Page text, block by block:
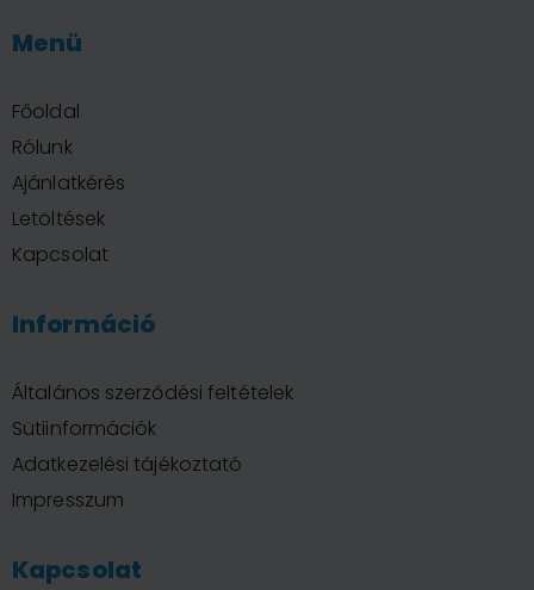
Menü
Főoldal
Rólunk
Ajánlatkérés
Letöltések
Kapcsolat
Információ
Általános szerződési feltételek
Sütiinformációk
Adatkezelési tájékoztató
Impresszum
Kapcsolat